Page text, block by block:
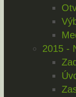
2015 -